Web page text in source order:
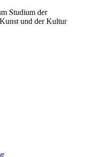
Studium der
und der Kultur